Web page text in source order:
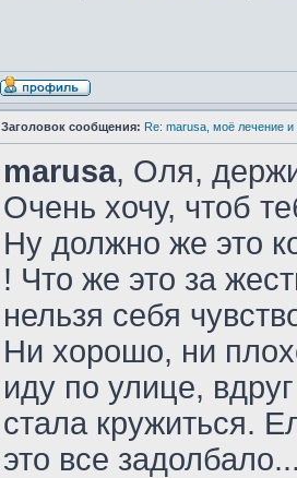
Заголовок сообщения: Re: marusa, моё лечение и
marusa, Оля,
Очень хочу, чтоб
Ну должно же это
! Что же это за
нельзя себя
Ни хорошо, ни
иду по улице,
стала кружиться.
это все